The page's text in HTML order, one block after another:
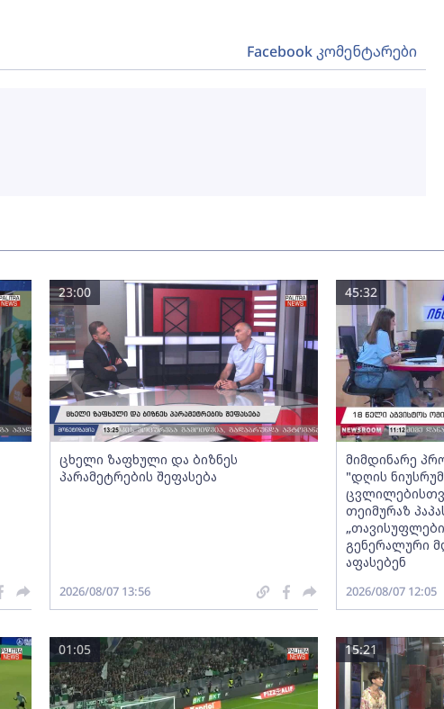
ცხელი ზაფხული და ბიზნეს
პარამეტრების შეფასება
23:00
2026/08/07 13:56
მიმდინარე
"დღის
თეიმურაზ
გენერალური
აფასებენ
45:32
2026/08/07 12:05
01:05 15:21
Facebook კომენტარები